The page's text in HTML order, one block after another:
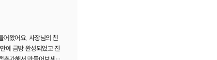
어왔어요. 사장님의 친
에 금방 완성되었고 진